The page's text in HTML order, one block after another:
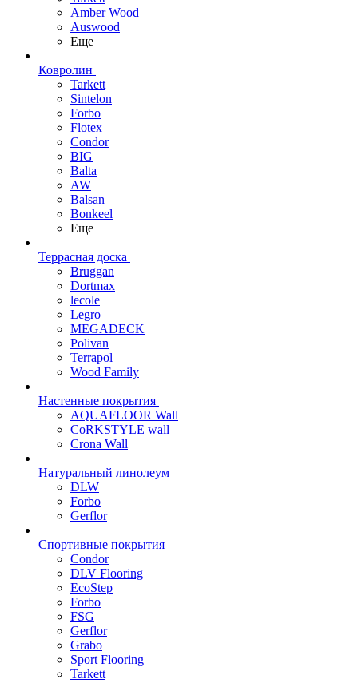
Amber Wood
Auswood
Еще
Ковролин
Tarkett
Sintelon
Forbo
Flotex
Condor
BIG
Balta
AW
Balsan
Bonkeel
Еще
Террасная доска
Bruggan
Dortmax
lecole
Legro
MEGADECK
Polivan
Terrapol
Wood Family
Настенные покрытия
AQUAFLOOR Wall
CoRKSTYLE wall
Crona Wall
Натуральный линолеум
DLW
Forbo
Gerflor
Спортивные покрытия
Condor
DLV Flooring
EcoStep
Forbo
FSG
Gerflor
Grabo
Sport Flooring
Tarkett